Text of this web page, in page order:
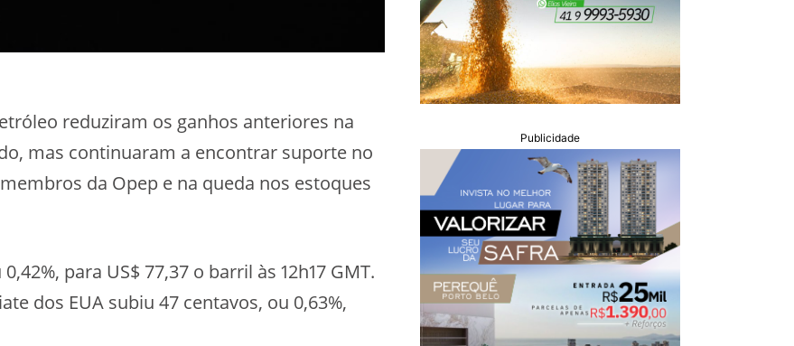
reduziram os ganhos anteriores na
mas continuaram a encontrar suporte no
da Opep e na queda nos estoques
para US$ 77,37 o barril às 12h17 GMT.
dos EUA subiu 47 centavos, ou 0,63%,
Publicidade